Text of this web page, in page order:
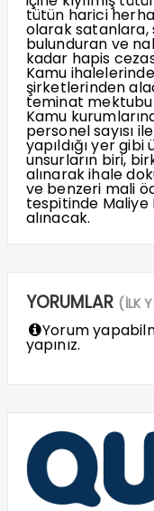
tütün harici
olarak satanlara,
bulunduran ve
kadar hapis
Kamu
şirketlerinden
teminat
Kamu
personel sayısı
yapıldığı yer
unsurların biri,
alınarak ihale
ve benzeri mali
tespitinde Maliye
alınacak.
YORUMLAR (İLK
Yorum
yapınız.